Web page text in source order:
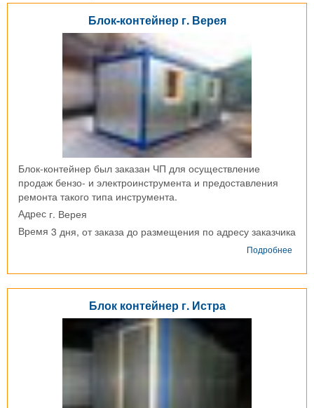
Блок-контейнер г. Верея
Блок-контейнер был заказан ЧП для осуществление
продаж бензо- и электроинструмента и предоставления
ремонта такого типа инструмента.
Адрес г. Верея
Время 3 дня, от заказа до размещения по адресу заказчика
Подробнее
Блок контейнер г. Истра